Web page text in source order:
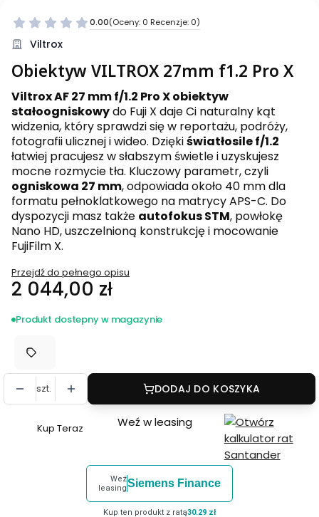
0.00(Oceny: 0 Recenzje: 0)
Viltrox
Obiektyw VILTROX 27mm f1.2 Pro X
Viltrox AF 27 mm f/1.2 Pro X obiektyw
stałoogniskowydo Fuji X daje Ci naturalny kąt
widzenia, który sprawdzi się w reportażu, podróży,
fotografii ulicznej i wideo. Dziękiświatłosile f/1.2
łatwiej pracujesz w słabszym świetle i uzyskujesz
mocne rozmycie tła. Kluczowy parametr, czyli
ogniskowa 27 mm, odpowiada około 40 mm dla
formatu pełnoklatkowego na matrycy APS-C. Do
dyspozycji masz także autofokus STM, powłokę
Nano HD, uszczelnioną konstrukcję i mocowanie
FujiFilm X.
Przejdź do pełnego opisu
Cena
2 044,00 zł
Produkt dostepny w magazynie
szt. DODAJ DO KOSZYKA
Szybki
Obiektyw
Kup Teraz Weź w leasing
Weź
leasingSiemens Finance
Kup ten produkt z ratą30.29 zł